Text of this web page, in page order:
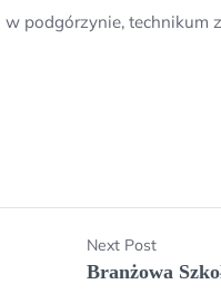
podgórzynie,
Next Post
Branżowa